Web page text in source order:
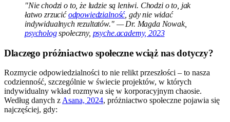
"Nie chodzi o to, że ludzie są leniwi. Chodzi o to, jak
łatwo zrzucićodpowiedzialność, gdy nie widać
indywidualnych rezultatów." — Dr. Magda Nowak,
psychologspołeczny, psyche.academy, 2023
Dlaczego próżniactwo społeczne wciąż nas dotyczy?
Rozmycie odpowiedzialności to nie relikt przeszłości – to nasza
codzienność, szczególnie w świecie projektów, w których
indywidualny wkład rozmywa się w korporacyjnym chaosie.
Według danych z Asana, 2024, próżniactwo społeczne pojawia się
najczęściej, gdy: